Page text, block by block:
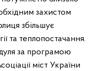
захистом
збільшує
та теплопостачання.
за програмою
міст України